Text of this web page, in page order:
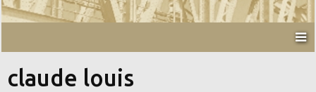
claude louis